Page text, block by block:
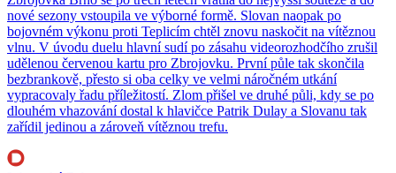
nové sezony vstoupila ve výborné formě. Slovan naopak po
bojovném výkonu proti Teplicím chtěl znovu naskočit na vítěznou
vlnu. V úvodu duelu hlavní sudí po zásahu videorozhodčího zrušil
udělenou červenou kartu pro Zbrojovku. První půle tak skončila
bezbrankově, přesto si oba celky ve velmi náročném utkání
vypracovaly řadu příležitostí. Zlom přišel ve druhé půli, kdy se po
dlouhém vhazování dostal k hlavičce Patrik Dulay a Slovanu tak
zařídil jedinou a zároveň vítěznou trefu.